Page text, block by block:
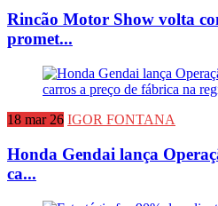
Rincão Motor Show volta
promet...
18 mar 26 IGOR FONTANA
Honda Gendai lança
ca...